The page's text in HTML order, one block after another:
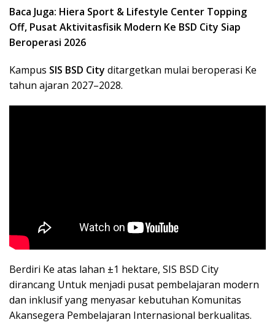
Baca Juga: Hiera Sport & Lifestyle Center Topping
Off, Pusat Aktivitasfisik Modern Ke BSD City Siap
Beroperasi 2026
Kampus SIS BSD City ditargetkan mulai beroperasi Ke
tahun ajaran 2027–2028.
Berdiri Ke atas lahan ±1 hektare, SIS BSD City
dirancang Untuk menjadi pusat pembelajaran modern
dan inklusif yang menyasar kebutuhan Komunitas
Akansegera Pembelajaran Internasional berkualitas.